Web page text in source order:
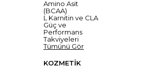
Amino Asit
(BCAA)
L Karnitin ve CLA
Güç ve
Performans
Takviyeleri
Tümünü Gör
KOZMETİK